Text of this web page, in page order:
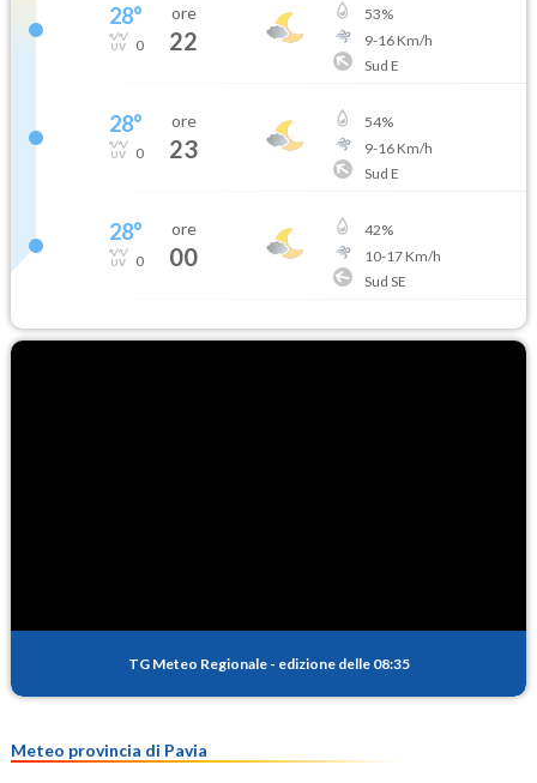
28°
0
ore
22
53%
9-16Km/h
Sud E
28°
0
ore
23
54%
9-16Km/h
Sud E
28°
0
ore
00
42%
10-17Km/h
Sud SE
TG Meteo Regionale - edizione delle 08:35
Meteo provincia di Pavia